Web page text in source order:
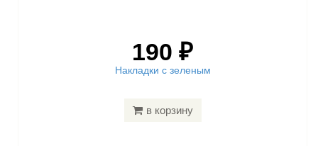
190 ₽
Накладки с зеленым
в корзину